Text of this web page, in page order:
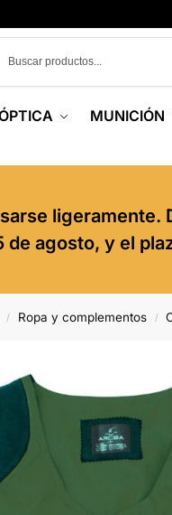
MUNICIÓN
de agosto, y el
/ Ropa y complementos /